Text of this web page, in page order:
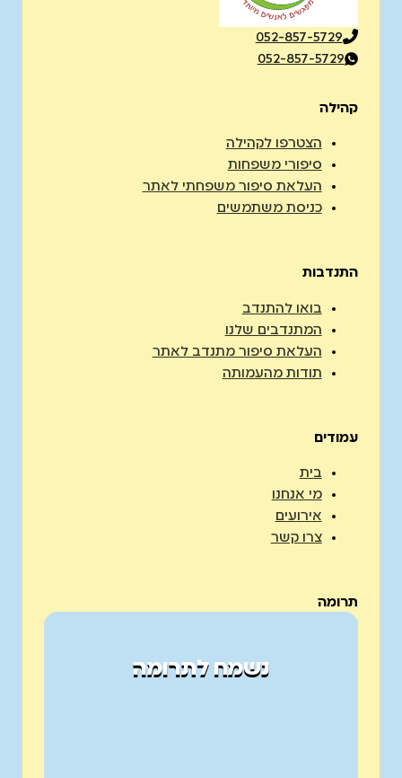
052-857-5729
052-857-5729
קהילה
הצטרפו לקהילה
סיפורי משפחות
העלאת סיפור משפחתי לאתר
כניסת משתמשים
התנדבות
בואו להתנדב
המתנדבים שלנו
העלאת סיפור מתנדב לאתר
תודות מהעמותה
עמודים
בית
מי אנחנו
אירועים
צרו קשר
תרומה
נשמח לתרומה